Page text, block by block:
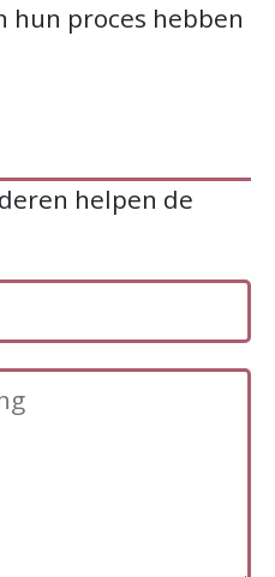
hun proces hebben
helpen de